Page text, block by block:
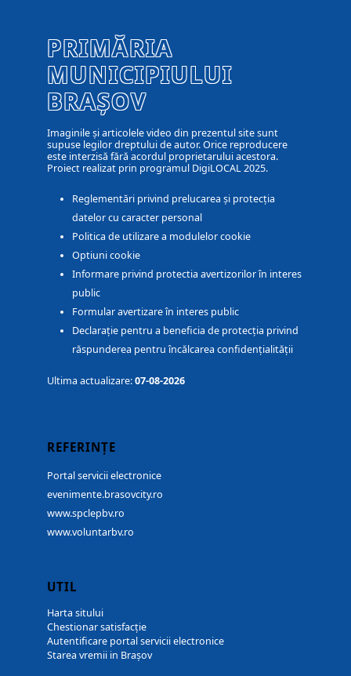
PRIMĂRIA
MUNICIPIULUI
BRAȘOV
Imaginile și articolele video din prezentul site sunt
supuse legilor dreptului de autor. Orice reproducere
este interzisă fără acordul proprietarului acestora.
Proiect realizat prin programul DigiLOCAL 2025.
Reglementări privind prelucarea și protecția
datelor cu caracter personal
Politica de utilizare a modulelor cookie
Optiuni cookie
Informare privind protectia avertizorilor în interes
public
Formular avertizare în interes public
Declarație pentru a beneficia de protecția privind
răspunderea pentru încălcarea confidențialității
Ultima actualizare:07-08-2026
REFERINȚE
Portal servicii electronice
evenimente.brasovcity.ro
www.spclepbv.ro
www.voluntarbv.ro
UTIL
Harta sitului
Chestionar satisfacție
Autentificare portal servicii electronice
Starea vremii in Brașov